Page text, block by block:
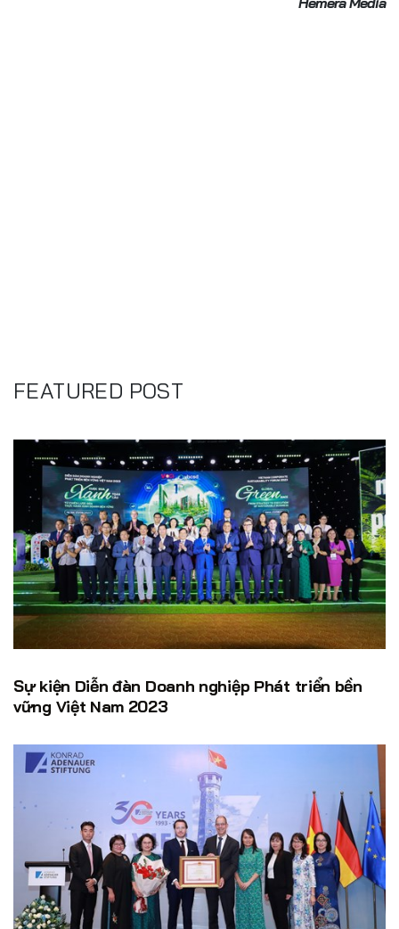
FEATURED POST
Sự kiện Diễn đàn Doanh nghiệp Phát triển bền
vững Việt Nam 2023